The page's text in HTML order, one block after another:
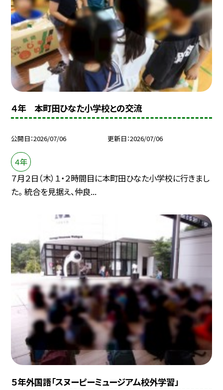
４年 本町田ひなた小学校との交流
公開日 2026/07/06 更新日 2026/07/06
４年
７月２日（木）１・２時間目に本町田ひなた小学校に行きまし
た。 統合を見据え、仲良...
５年外国語「スヌーピーミュージアム校外学習」